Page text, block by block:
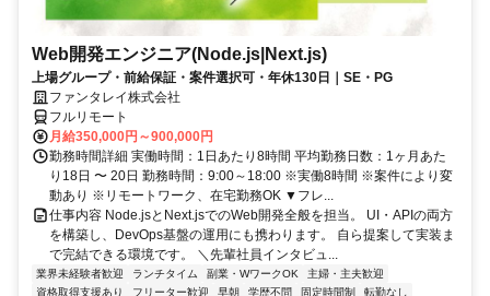
Web開発エンジニア(Node.js|Next.js)
上場グループ・前給保証・案件選択可・年休130日｜SE・PG
ファンタレイ株式会社
フルリモート
月給350,000円～900,000円
勤務時間詳細 実働時間：1日あたり8時間 平均勤務日数：1ヶ月あた
り18日 〜 20日 勤務時間：9:00～18:00 ※実働8時間 ※案件により変
動あり ※リモートワーク、在宅勤務OK ▼フレ...
仕事内容 Node.jsとNext.jsでのWeb開発全般を担当。 UI・APIの両方
を構築し、DevOps基盤の運用にも携わります。 自ら提案して実装ま
で完結できる環境です。 ＼先輩社員インタビュ...
業界未経験者歓迎 ランチタイム 副業・WワークOK
主婦・主夫歓迎
資格取得支援あり
フリーター歓迎 早朝 学歴不問 固定時間制
転勤なし